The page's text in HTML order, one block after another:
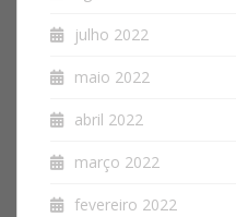
julho 2022
maio 2022
abril 2022
março 2022
fevereiro 2022